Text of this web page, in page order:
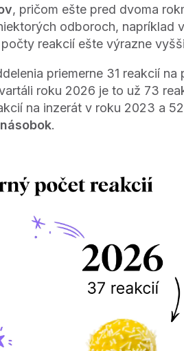
, pričom ešte pred dvoma
odboroch, napríklad v
reakcií ešte výrazne
priemerne 31 reakcií na
roku 2026 je to už 73
na inzerát v roku 2023 a
.